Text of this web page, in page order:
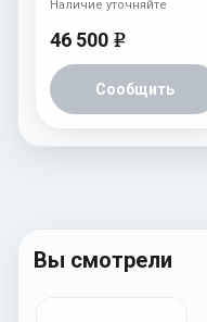
46 500 e
Сообщить
Наличие уточняйте
Вы смотрели